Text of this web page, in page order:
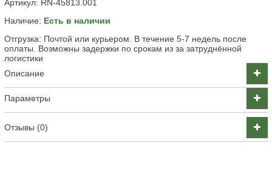
Артикул: RN-45813.001
Наличие: Есть в наличии
Отгрузка: Почтой или курьером. В течение 5-7 недель после
оплаты. Возможны задержки по срокам из за затруднённой
логистики
Описание
Параметры
Отзывы (0)